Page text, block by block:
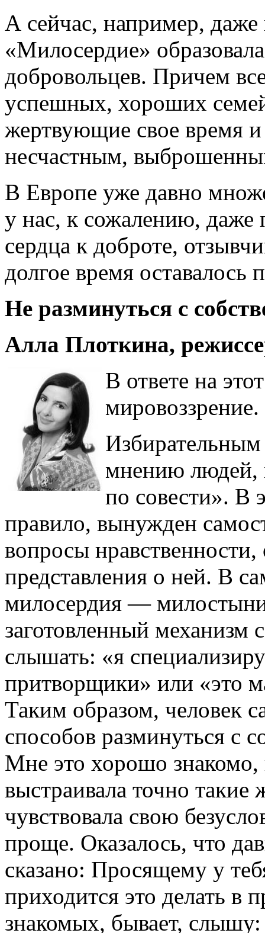
А сейчас, например, даже
«Милосердие»
добровольцев. Причем
успешных, хороших
жертвующие свое время
несчастным,
В Европе уже давно
у нас, к сожалению, даже
сердца к доброте,
долгое время оставалось
Не разминуться с
Алла Плоткина,
В ответе на
мировоззрение.
мнению людей,
по совести». В
правило, вынужден
вопросы
представления о ней. В
милосердия —
заготовленный механизм
слышать: «я
притворщики» или «это
Таким образом, человек
способов разминуться с
Мне это хорошо знакомо,
выстраивала точно такие
чувствовала свою
проще. Оказалось, что
сказано: Просящему у
приходится это делать в
знакомых, бывает,